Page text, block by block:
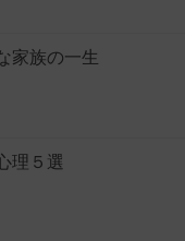
家族の一生
理５選